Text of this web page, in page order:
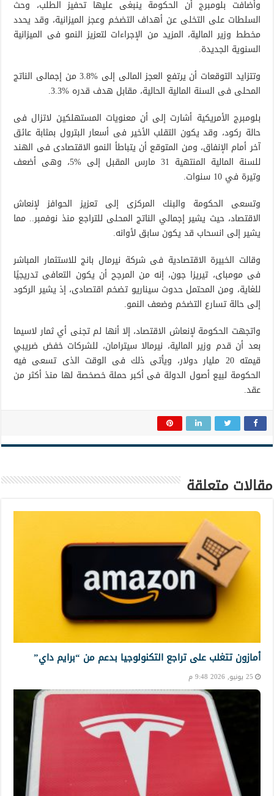
وأضافت بلومبرج أن الحكومة ينبغى عليها تحفيز الطلب، وحث
السلطات على التخلى عن أهداف التضخم وعجز الميزانية، وقد يحدد
مخطط وزير المالية، المزيد من الإجراءات لتعزيز النمو فى الميزانية
السنوية الجديدة.
وتتزايد التوقعات أن يرتفع العجز المالى إلى %3.8 من إجمالى الناتج
المحلى فى السنة المالية الحالية، مقابل هدف قدره %3.3.
بلومبرج الأمريكية أشارت إلى أن معنويات المستهلكين لاتزال فى
حالة ركود، وقد يكون التقلب الأخير فى أسعار البترول بمثابة عائق
آخر أمام الإنفاق، ومن المتوقع أن يتباطأ النمو الاقتصادى فى الهند
للسنة المالية المنتهية 31 مارس المقبل إلى %5، وهى أضعف
وتيرة في 10 سنوات.
وتسعى الحكومة والبنك المركزى إلى تعزيز الحوافز لإنعاش
الاقتصاد، حيث يشير إجمالي الناتج المحلى للتراجع منذ نوفمبر.. مما
يشير إلى انسحاب قد يكون سابق لأوانه.
وقالت الخبيرة الاقتصادية فى شركة نيرمال بانج للاستثمار المباشر
فى مومباى، تيريزا جون، إنه من المرجح أن يكون التعافى تدريجيًا
للغاية، ومن المحتمل حدوث سيناريو تضخم اقتصادى، إذ يشير الركود
إلى حالة تسارع التضخم وضعف النمو.
واتجهت الحكومة لإنعاش الاقتصاد، إلا أنها لم تجنى أي ثمار لاسيما
بعد أن قدم وزير المالية، نيرمالا سيترامان، للشركات خفض ضريبي
قيمته 20 مليار دولار، ويأتى ذلك فى الوقت الذى تسعى فيه
الحكومة لبيع أصول الدولة فى أكبر حملة خصخصة لها منذ أكثر من
عقد.
مقالات متعلقة
أمازون تتغلب على تراجع التكنولوجيا بدعم من “برايم داي”
25 يونيو, 2026 9:48 م